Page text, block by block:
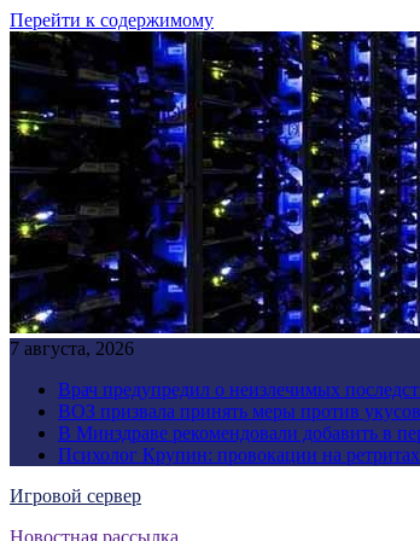
Перейти к содержимому
7 августа, 2026
Врач предупредил о неизлечимых
ВОЗ призвала принять меры против
В Минздраве рекомендовали добавить в
Психолог Крупин: провокации на
Игровой сервер
Новостная рассылка